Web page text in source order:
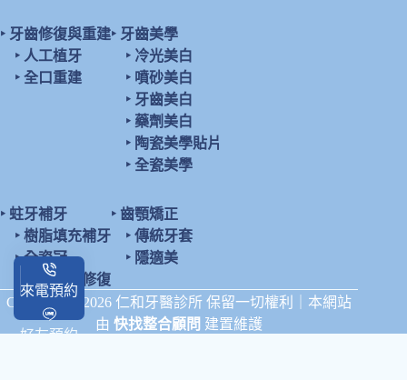
‣ 牙齒修復與重建
‣ 人工植牙
‣ 全口重建
‣ 牙齒美學
‣ 冷光美白
‣ 噴砂美白
‣ 牙齒美白
‣ 藥劑美白
‣ 陶瓷美學貼片
‣ 全瓷美學
‣ 蛀牙補牙
‣ 樹脂填充補牙
‣全瓷冠
陶瓷鑲嵌修復
‣ 齒顎矯正
‣ 傳統牙套
‣ 隱適美
Copyright © 2026 仁和牙醫診所 保留一切權利｜本網站
由快找整合顧問 建置維護
來電預約
好友預約